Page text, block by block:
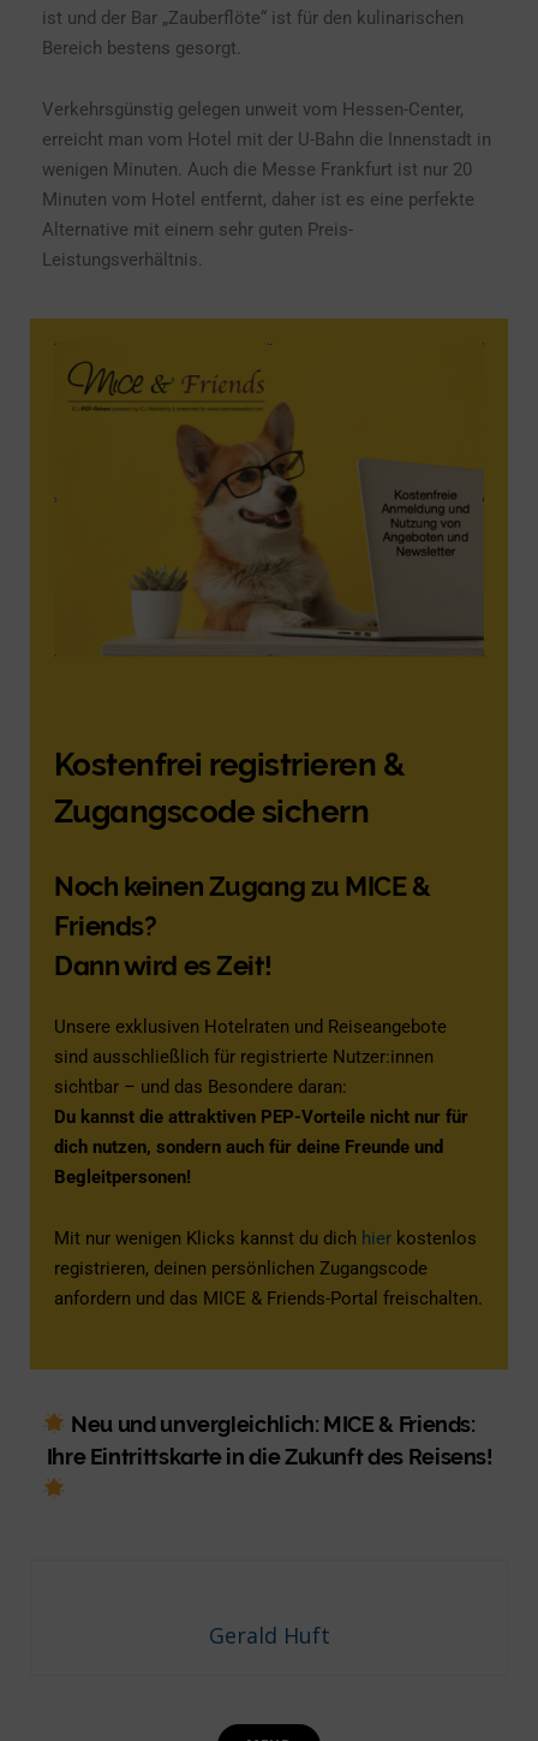
ist und der Bar „Zauberflöte“ ist für den kulinarischen
Bereich bestens gesorgt.
Verkehrsgünstig gelegen unweit vom Hessen-Center,
erreicht man vom Hotel mit der U-Bahn die Innenstadt in
wenigen Minuten. Auch die Messe Frankfurt ist nur 20
Minuten vom Hotel entfernt, daher ist es eine perfekte
Alternative mit einem sehr guten Preis-
Leistungsverhältnis.
Kostenfrei registrieren &
Zugangscode sichern
Noch keinen Zugang zu MICE &
Friends?
Dann wird es Zeit!
Unsere exklusiven Hotelraten und Reiseangebote
sind ausschließlich für registrierte Nutzer:innen
sichtbar – und das Besondere daran:
Du kannst die attraktiven PEP-Vorteile nicht nur für
dich nutzen, sondern auch für deine Freunde und
Begleitpersonen!
Mit nur wenigen Klicks kannst du dich hier kostenlos
registrieren, deinen persönlichen Zugangscode
anfordern und das MICE & Friends-Portal freischalten.
Neu und unvergleichlich: MICE & Friends:
Ihre Eintrittskarte in die Zukunft des Reisens!
Gerald Huft